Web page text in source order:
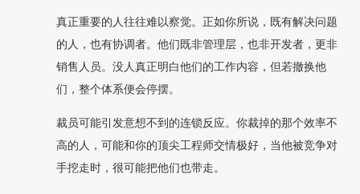
真正重要的人往往难以察觉。正如你所说，既有解决问题
的人，也有协调者。他们既非管理层，也非开发者，更非
销售人员。没人真正明白他们的工作内容，但若撤换他
们，整个体系便会停摆。
裁员可能引发意想不到的连锁反应。你裁掉的那个效率不
高的人，可能和你的顶尖工程师交情极好，当他被竞争对
手挖走时，很可能把他们也带走。